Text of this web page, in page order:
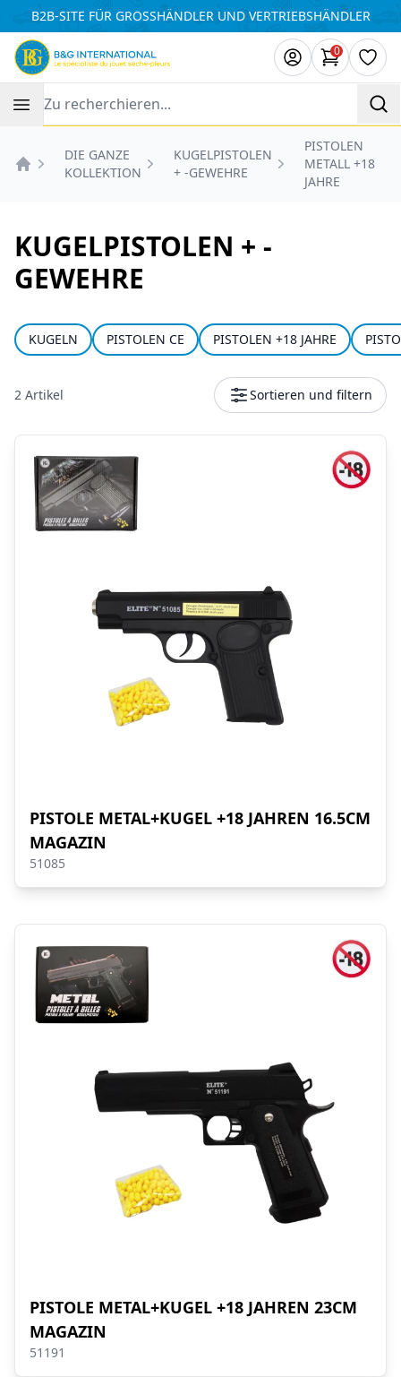
B2B-SITE FÜR GROSSHÄNDLER UND VERTRIEBSHÄNDLER
0
Artikel im
DIE GANZE
KOLLEKTION
KUGELPISTOLEN
+ -GEWEHRE
PISTOLEN
METALL +18
JAHRE
KUGELPISTOLEN + -
GEWEHRE
KUGELN PISTOLEN CE PISTOLEN +18 JAHRE
2 Artikel Sortieren und filtern
Produkte
PISTOLE METAL+KUGEL +18 JAHREN 16.5CM
MAGAZIN
51085
PISTOLE METAL+KUGEL +18 JAHREN 23CM
MAGAZIN
51191
Cookie-Einstellungen